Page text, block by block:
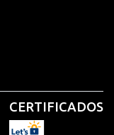
CERTIFICADOS